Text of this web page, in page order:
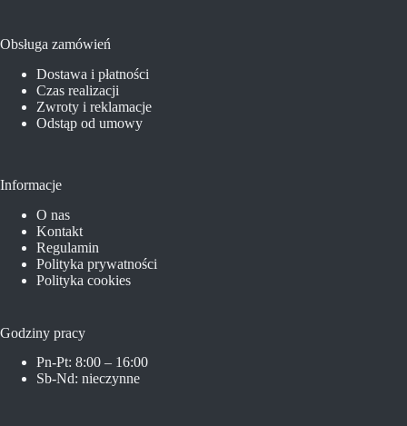
Obsługa zamówień
Dostawa i płatności
Czas realizacji
Zwroty i reklamacje
Odstąp od umowy
Informacje
O nas
Kontakt
Regulamin
Polityka prywatności
Polityka cookies
Godziny pracy
Pn-Pt: 8:00 – 16:00
Sb-Nd: nieczynne